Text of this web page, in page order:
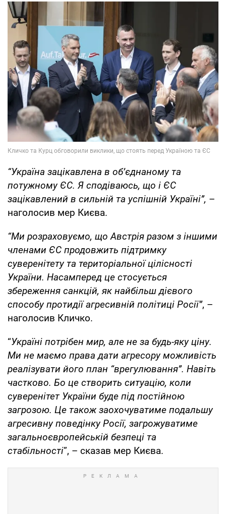
“Україна зацікавлена в об’єднаному та
потужному ЄС. Я сподіваюсь, що і ЄС
зацікавлений в сильній та успішній Україні”, –
наголосив мер Києва.
“Ми розраховуємо, що Австрія разом з іншими
членами ЄС продовжить підтримку
суверенітету та територіальної цілісності
України. Насамперед це стосується
збереження санкцій, як найбільш дієвого
способу протидії агресивній політиці Росії”, –
наголосив Кличко.
“Україні потрібен мир, але не за будь-яку ціну.
Ми не маємо права дати агресору можливість
реалізувати його план “врегулювання”. Навіть
частково. Бо це створить ситуацію, коли
суверенітет України буде під постійною
загрозою. Це також заохочуватиме подальшу
агресивну поведінку Росії, загрожуватиме
загальноєвропейській безпеці та
стабільності”, – сказав мер Києва.